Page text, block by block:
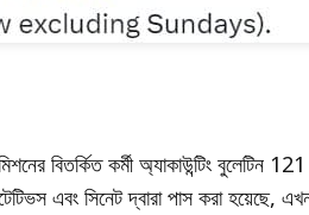
বিতর্কিত কর্মী অ্যাকাউন্টিং বুলেটিন
এবং সিনেট দ্বারা পাস করা হয়েছে,